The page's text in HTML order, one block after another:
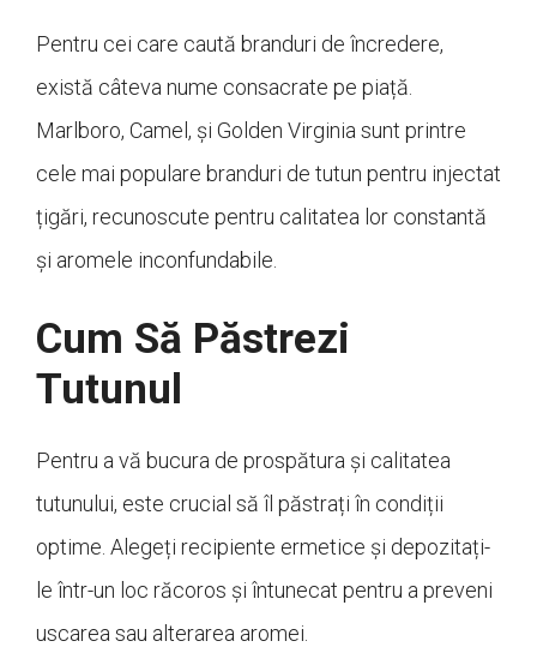
Pentru cei care caută branduri de încredere,
există câteva nume consacrate pe piață.
Marlboro, Camel, și Golden Virginia sunt printre
cele mai populare branduri de tutun pentru injectat
țigări, recunoscute pentru calitatea lor constantă
și aromele inconfundabile.
Cum Să Păstrezi
Tutunul
Pentru a vă bucura de prospătura și calitatea
tutunului, este crucial să îl păstrați în condiții
optime. Alegeți recipiente ermetice și depozitați-
le într-un loc răcoros și întunecat pentru a preveni
uscarea sau alterarea aromei.